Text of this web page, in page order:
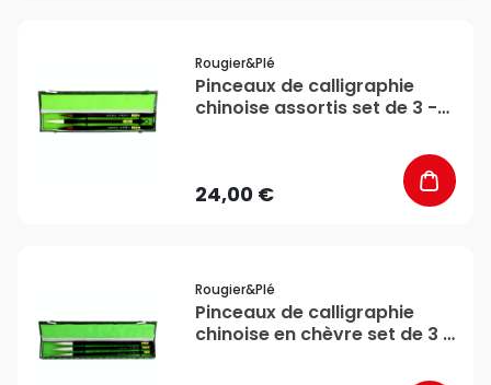
Rougier&plé
Pinceaux de calligraphie
chinoise assortis set de 3 -
24,00 €
Rougier&plé
Pinceaux de calligraphie
chinoise en chèvre set de 3 -